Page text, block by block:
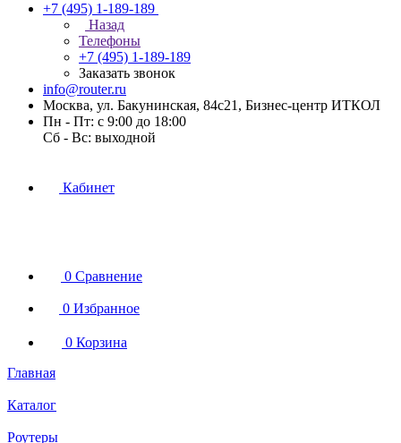
+7 (495) 1-189-189
Назад
Телефоны
+7 (495) 1-189-189
Заказать звонок
info@router.ru
Москва, ул. Бакунинская, 84с21, Бизнес-центр ИТКОЛ
Пн - Пт: с 9:00 до 18:00
Cб - Вс: выходной
Кабинет
0 Сравнение
0 Избранное
0 Корзина
Главная
Каталог
Роутеры